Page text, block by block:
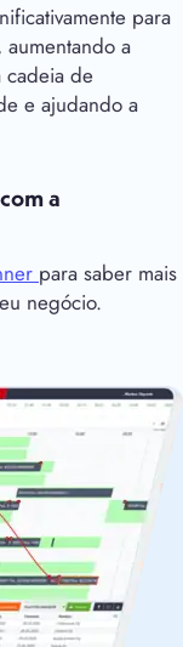
para
a
de
e ajudando a
a
para saber mais
negócio.